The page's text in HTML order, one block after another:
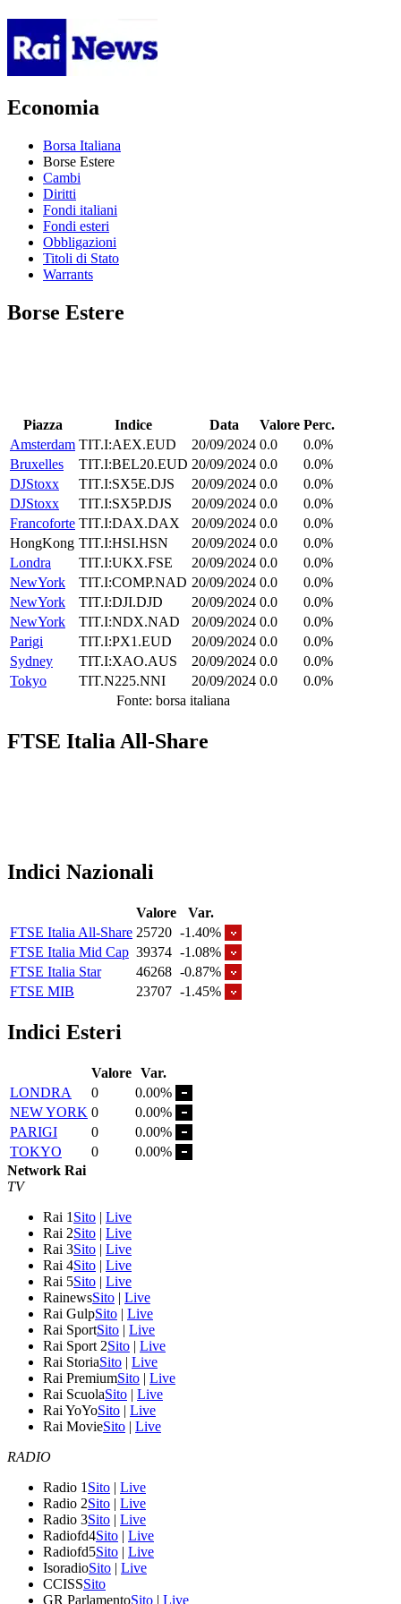
Economia
Borsa Italiana
Borse Estere
Cambi
Diritti
Fondi italiani
Fondi esteri
Obbligazioni
Titoli di Stato
Warrants
Borse Estere
Piazza Indice Data Valore Perc.
Amsterdam TIT.I:AEX.EUD 20/09/2024 0.0
0.0%
Bruxelles
TIT.I:BEL20.EUD 20/09/2024 0.0
0.0%
DJStoxx
TIT.I:SX5E.DJS 20/09/2024 0.0
0.0%
DJStoxx
TIT.I:SX5P.DJS 20/09/2024 0.0
0.0%
Francoforte TIT.I:DAX.DAX 20/09/2024 0.0
0.0%
HongKong TIT.I:HSI.HSN 20/09/2024 0.0
0.0%
Londra
TIT.I:UKX.FSE 20/09/2024 0.0
0.0%
NewYork
TIT.I:COMP.NAD 20/09/2024 0.0
0.0%
NewYork
TIT.I:DJI.DJD 20/09/2024 0.0
0.0%
NewYork
TIT.I:NDX.NAD 20/09/2024 0.0
0.0%
Parigi
TIT.I:PX1.EUD 20/09/2024 0.0
0.0%
Sydney
TIT.I:XAO.AUS 20/09/2024 0.0
0.0%
Tokyo
TIT.N225.NNI 20/09/2024 0.0
0.0%
Fonte: borsa italiana
FTSE Italia All-Share
Indici Nazionali
Valore
Var.
FTSE Italia All-Share 25720 -1.40%
FTSE Italia Mid Cap 39374 -1.08%
FTSE Italia Star
46268 -0.87%
FTSE MIB
23707 -1.45%
Indici Esteri
Valore Var.
LONDRA
0
0.00%
NEW YORK 0
0.00%
PARIGI
0
0.00%
TOKYO
0
0.00%
Network Rai
TV
Rai 1 Sito | Live
Rai 2Sito | Live
Rai 3Sito | Live
Rai 4Sito | Live
Rai 5Sito | Live
RainewsSito | Live
Rai GulpSito | Live
Rai SportSito | Live
Rai Sport 2Sito | Live
Rai StoriaSito | Live
Rai PremiumSito | Live
Rai ScuolaSito | Live
Rai YoYoSito | Live
Rai MovieSito | Live
RADIO
Radio 1 Sito | Live
Radio 2Sito | Live
Radio 3Sito | Live
Radiofd4Sito | Live
Radiofd5Sito | Live
IsoradioSito | Live
CCISSSito
GR ParlamentoSito | Live